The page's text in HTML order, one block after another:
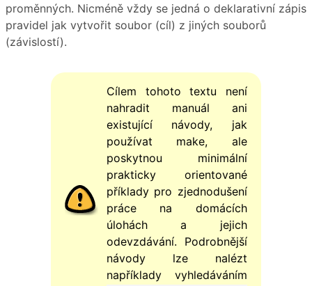
proměnných. Nicméně vždy se jedná o deklarativní zápis
pravidel jak vytvořit soubor (cíl) z jiných souborů
(závislostí).
Cílem tohoto textu není
nahradit manuál ani
existující návody, jak
používat make, ale
poskytnou minimální
prakticky orientované
příklady pro zjednodušení
práce na domácích
úlohách a jejich
odevzdávání. Podrobnější
návody lze nalézt
napříklady vyhledáváním